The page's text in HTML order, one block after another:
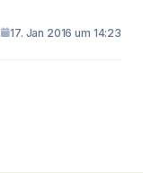
17. Jan 2016 um 14:23